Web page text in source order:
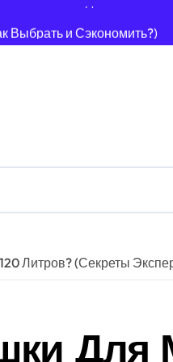
+ 7 Советов) Для
Гид По Выбору +
Газона!
(IPX4+), Гид По
Литров? (Секреты
Для